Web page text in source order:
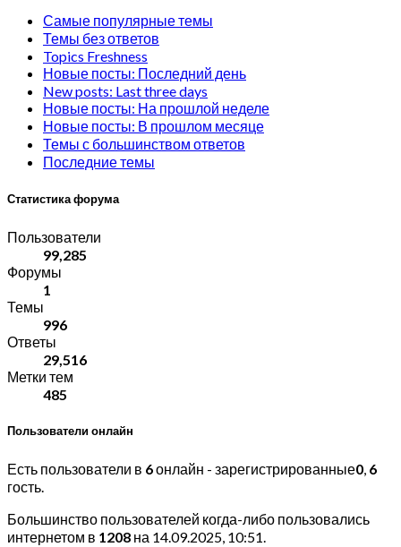
Самые популярные темы
Темы без ответов
Topics Freshness
Новые посты: Последний день
New posts: Last three days
Новые посты: На прошлой неделе
Новые посты: В прошлом месяце
Темы с большинством ответов
Последние темы
Статистика форума
Пользователи
99,285
Форумы
1
Темы
996
Ответы
29,516
Метки тем
485
Пользователи онлайн
Есть пользователи в 6онлайн - зарегистрированные0, 6
гость.
Большинство пользователей когда-либо пользовались
интернетом в 1208 на 14.09.2025, 10:51.